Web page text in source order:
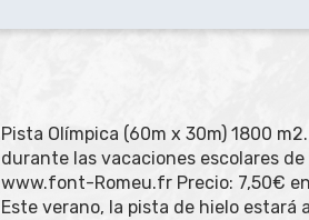
Pista Olímpica (60m x 30m) 1800
durante las vacaciones escolares
www.font-Romeu.fr Precio: 7,50€
Este verano, la pista de hielo estará